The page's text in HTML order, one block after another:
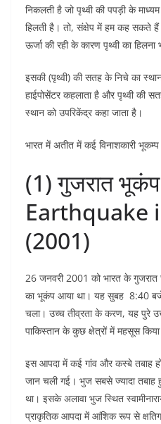
निकलती है जो पृथ्वी की पपड़ी के
हिलती है। तो, संक्षेप में हम कह
ऊर्जा की रही के कारण पृथ्वी का
इसकी (पृथ्वी) की सतह के निचे का
हाईपोसेंटर कहलाता है और पृथ्वी की
स्थान को उपरिकेंद्र कहा जाता है।
भारत में अतीत में कई विनाशकारी
(1) गुजरात
Earthquake
(2001)
26 जनवरी 2001 को भारत के गुजरात
का भूकंप आया था। यह सुबह 8:40
चला। उच्च तीव्रता के करण, यह पुरे
पाकिस्तान के कुछ क्षेत्रों में महसूस किया
इस आपदा में कई गांव और कस्बे तबाह
जान चली गई। भुज सबसे ज्यादा
था। इसके अलावा भुज स्थित
प्राकृतिक आपदा में आंशिक रूप से